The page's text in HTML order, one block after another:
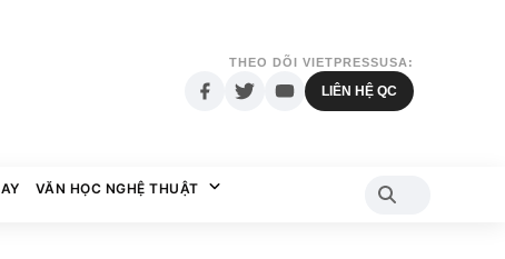
THEO DÕI VIETPRESSUSA:
LIÊN HỆ QC
VĂN HỌC NGHỆ THUẬT